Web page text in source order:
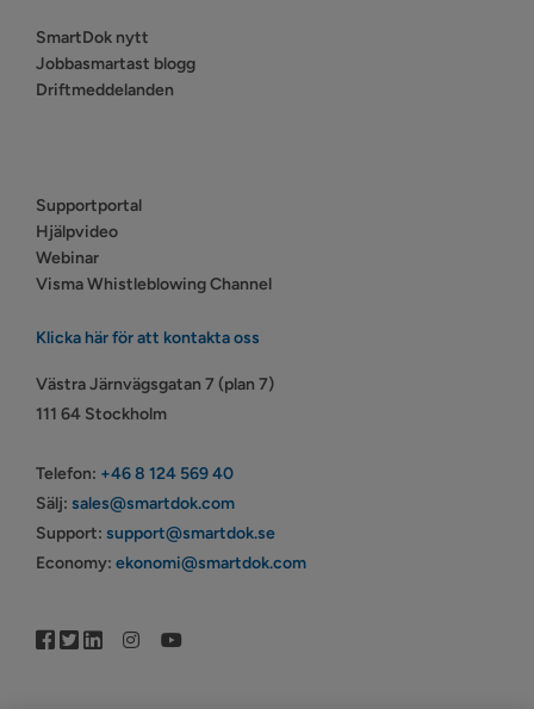
SmartDok nytt
Jobbasmartast blogg
Driftmeddelanden
Supportportal
Hjälpvideo
Webinar
Visma Whistleblowing Channel
Klicka här för att kontakta oss
Västra Järnvägsgatan 7 (plan 7)
111 64 Stockholm
Telefon: +46 8 124 569 40
Sälj: sales@smartdok.com
Support: support@smartdok.se
Economy: ekonomi@smartdok.com